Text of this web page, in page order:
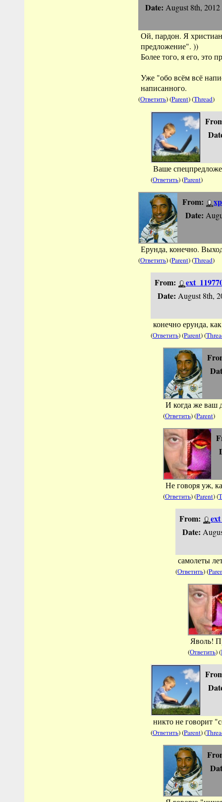
Date: August 8th,
Ой, пардон. Я
предложение". ))
Более того, я его, это
Уже "обо всём всё
написанного.
(Ответить) (Parent) (Thread)
Ваше
(Ответить) (Parent)
From:
Date:
Ерунда, конечно.
(Ответить) (Parent) (Thread)
From:
Date: August 8th,
конечно ерунда,
(Ответить) (Parent) (
И когда же ваш
(Ответить) (Parent)
Не говоря уж,
(Ответить) (Parent) (
From:
Date:
самолеты
(Ответить) (
Яволь!
(Ответить) (
никто не говорит
(Ответить) (Parent) (